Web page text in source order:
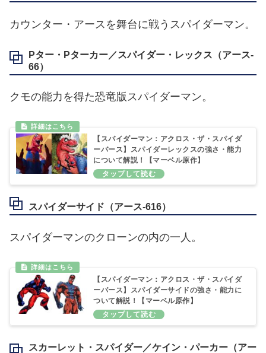
カウンター・アースを舞台に戦うスパイダーマン。
Pター・Pターカー／スパイダー・レックス（アース‐
66）
クモの能力を得た恐竜版スパイダーマン。
【スパイダーマン：アクロス・ザ・スパイダ
ーバース】スパイダーレックスの強さ・能力
について解説！【マーベル原作】
スパイダーサイド（アース‐616）
スパイダーマンのクローンの内の一人。
【スパイダーマン：アクロス・ザ・スパイダ
ーバース】スパイダーサイドの強さ・能力に
ついて解説！【マーベル原作】
スカーレット・スパイダー／ケイン・パーカー（アー